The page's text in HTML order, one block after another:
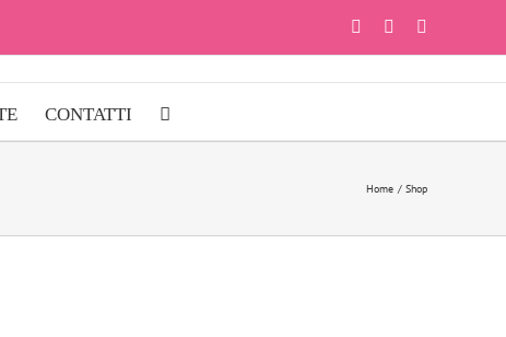
FacebookInstagram
CONTATTI
Home Shop